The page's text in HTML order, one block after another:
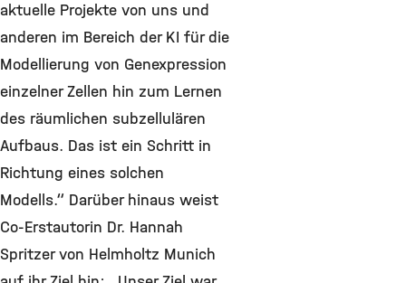
aktuelle Projekte von uns und
anderen im Bereich der KI für die
Modellierung von Genexpression
einzelner Zellen hin zum Lernen
des räumlichen subzellulären
Aufbaus. Das ist ein Schritt in
Richtung eines solchen
Modells.“ Darüber hinaus weist
Co-Erstautorin Dr. Hannah
Spritzer von Helmholtz Munich